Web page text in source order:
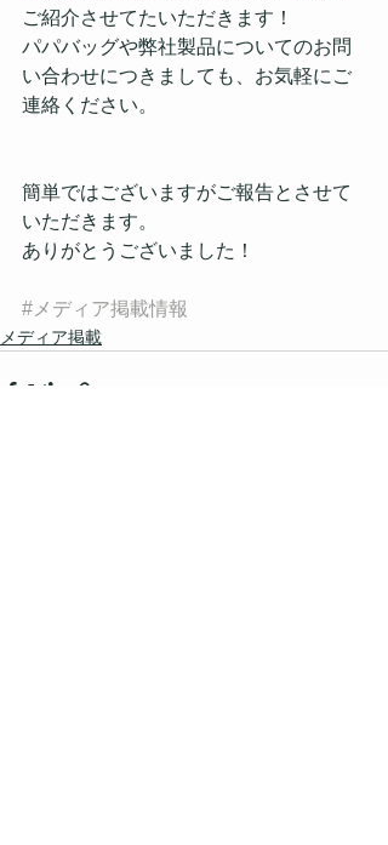
ご紹介させてたいただきます！
パパバッグや弊社製品についてのお問
い合わせにつきましても、お気軽にご
連絡ください。
簡単ではございますがご報告とさせて
いただきます。
ありがとうございました！
#メディア掲載情報
メディア掲載